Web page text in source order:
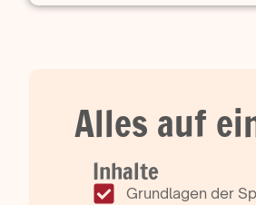
Alles auf
Inhalte
Grundlagen der